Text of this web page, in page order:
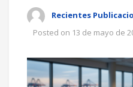
Recientes
Posted on 13 de mayo de